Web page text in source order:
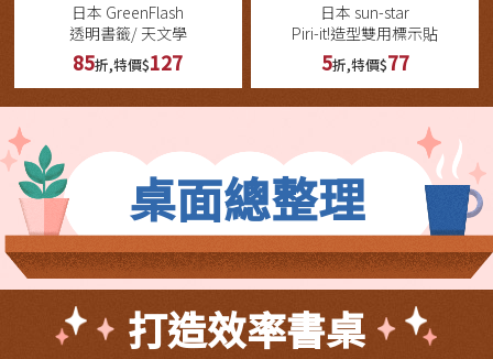
日本 GreenFlash
透明書籤/ 天文學
85折,特價$127
日本 sun-star
Piri-it!造型雙用標示貼
5折,特價$77
桌面總整理
打造效率書桌